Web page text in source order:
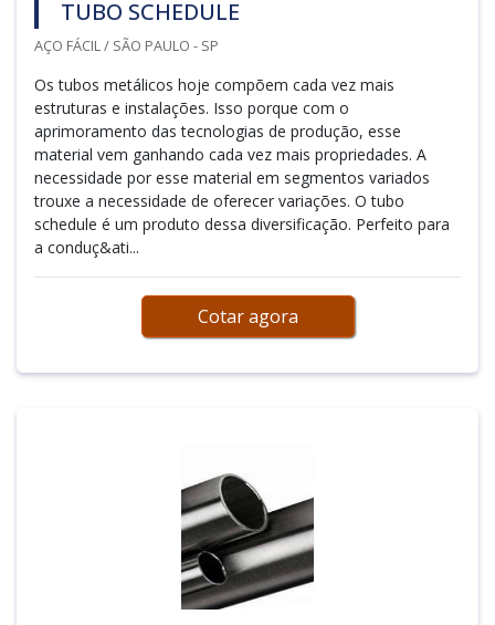
TUBO SCHEDULE
AÇO FÁCIL / SÃO PAULO - SP
Os tubos metálicos hoje compõem cada vez mais
estruturas e instalações. Isso porque com o
aprimoramento das tecnologias de produção, esse
material vem ganhando cada vez mais propriedades. A
necessidade por esse material em segmentos variados
trouxe a necessidade de oferecer variações. O tubo
schedule é um produto dessa diversificação. Perfeito para
a conduç&ati...
Cotar agora